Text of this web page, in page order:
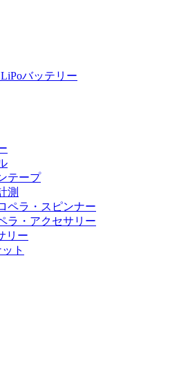
LiPoバッテリー
テープ
測
ペラ・スピンナー
ラ・アクセサリー
リー
ト